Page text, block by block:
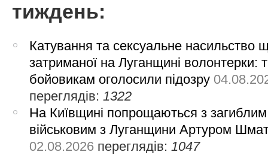
тиждень:
Катування та сексуальне насильство
затриманої на Луганщині волонтерки:
бойовикам оголосили підозру
переглядів:1322
На Київщині попрощаються з загиблим
військовим з Луганщини Артуром
02.08.2026 переглядів:1047